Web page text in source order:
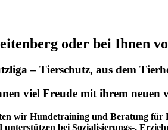
oder bei Ihnen
– Tierschutz, aus dem
viel Freude mit ihrem neuen
wir Hundetraining und Beratung für
bei Sozialisierungs-,